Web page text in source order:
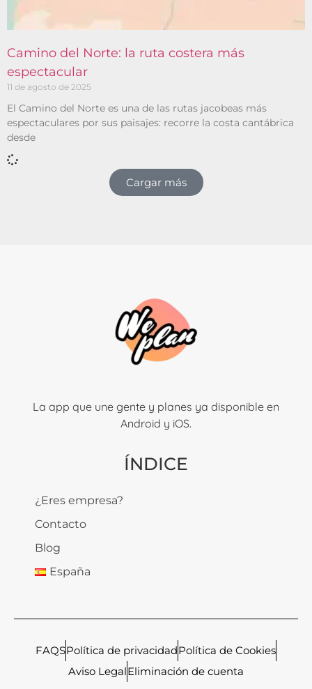
Camino del Norte: la ruta costera más
espectacular
11 de agosto de 2025
El Camino del Norte es una de las rutas jacobeas más
espectaculares por sus paisajes: recorre la costa cantábrica
desde
Cargar más
La app que une gente y planes ya disponible en
Android y iOS.
ÍNDICE
¿Eres empresa?
Contacto
Blog
España
FAQSPolítica de privacidadPolítica de Cookies
Aviso LegalEliminación de cuenta